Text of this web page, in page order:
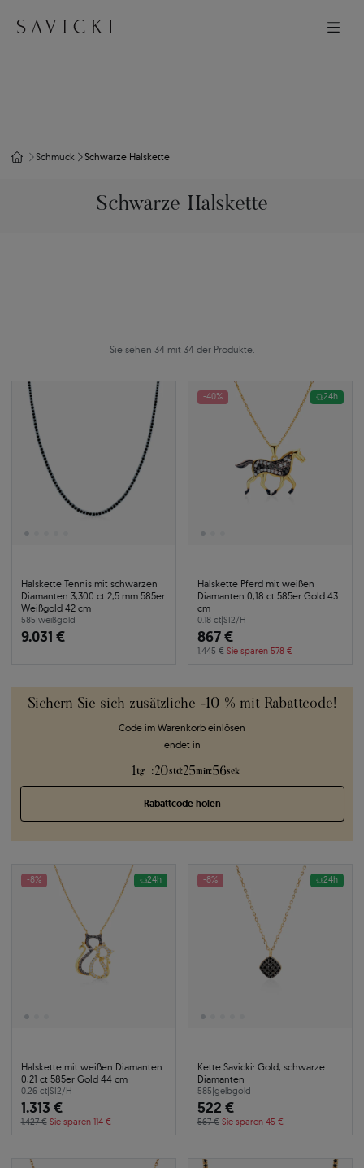
Schmuck Schwarze Halskette
Schwarze Halskette
Sie sehen 34 mit 34 der Produkte.
Sichern Sie sich zusätzliche -10 % mit Rabattcode!
Code im Warenkorb einlösen
endet in
1 tg :20std:25min:56sek
Rabattcode holen
Halskette Tennis mit schwarzen
Diamanten 3,300 ct 2,5 mm 585er
Weißgold 42 cm
585|weißgold
9.031 €
-40% 24h
Halskette Pferd mit weißen
Diamanten 0,18 ct 585er Gold 43
cm
0.18 ct|SI2/H
867 €
1.445 € Sie sparen 578 €
-8% 24h
Halskette mit weißen Diamanten
0,21 ct 585er Gold 44 cm
0.26 ct|SI2/H
1.313 €
1.427 € Sie sparen 114 €
-8% 24h
Kette Savicki: Gold, schwarze
Diamanten
585|gelbgold
522 €
567 € Sie sparen 45 €